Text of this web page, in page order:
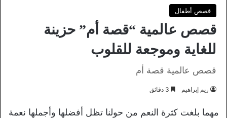
قصص أطفال
قصص عالمية “قصة أم” حزينة
للغاية وموجعة للقلوب
قصص عالمية قصة أم
ريم إبراهيم
مهما بلغت كثرة النعم من حولنا تظل أفضلها وأجملها نعمة